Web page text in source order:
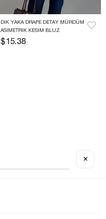
DIK YAKA DRAPE DETAY MÜRDÜM
ASIMETRIK KESIM BLUZ
$15.38
✕